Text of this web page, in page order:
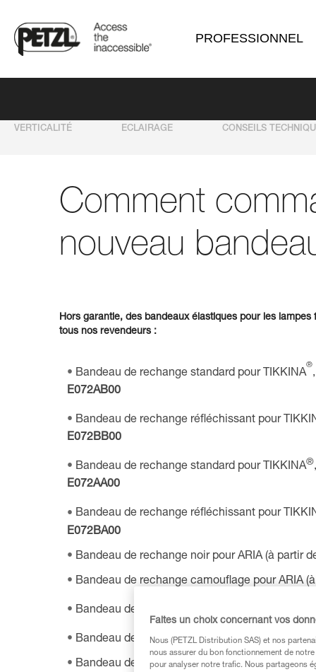
PROFESSIONNEL
VERTICALITÉ ECLAIRAGE CONSEILS
Comment
nouveau
Hors garantie, des bandeaux élastiques pour les
tous nos revendeurs :
Bandeau de rechange standard pour TIKKINA
®
E072AB00
Bandeau de rechange réfléchissant pour
E072BB00
Bandeau de rechange standard pour TIKKINA®
E072AA00
Bandeau de rechange réfléchissant pour
E072BA00
Bandeau de rechange noir pour ARIA (à partir
Bandeau de rechange camouflage pour ARIA
Bandeau de rechange pour SWIFT
Bandeau de rechange pour SWIFT®RL (à
Bandeau de rechange pour SWIFT RL (entre
Faites un choix concernant vos
Nous (PETZL Distribution SAS) et nos
nous assurer du bon fonctionnement de
pour analyser notre trafic. Nous partageons